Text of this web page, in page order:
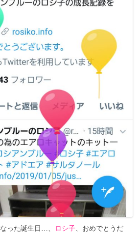
った誕生日…、 ロシ子 、おめでとうだ